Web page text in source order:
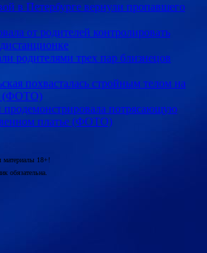
в Петербурге вернули пропавшего
от родителей контролировать
родителями трех пар близнецов
похвасталась стройным телом на
(ФОТО)
потрясающую
платье (ФОТО)
материалы 18+!
обязательна.